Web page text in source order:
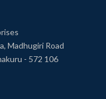
Madhugiri Road
- 572 106